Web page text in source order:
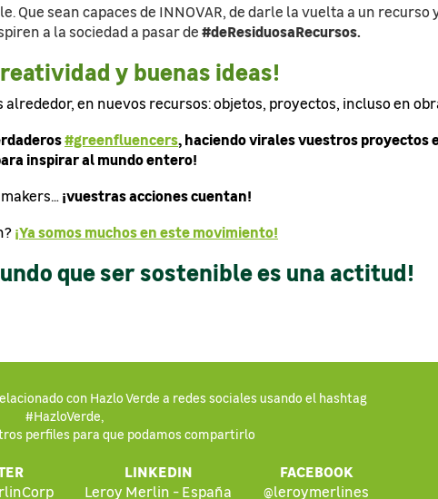
sean capaces de INNOVAR, de darle la vuelta a un recurso
a la sociedad a pasar de#deResiduosaRecursos.
y buenas ideas!
en nuevos recursos: objetos, proyectos, incluso en
#greenfluencers, haciendo virales vuestros proyectos
inspirar al mundo entero!
¡vuestras acciones cuentan!
¡Ya somos muchos en este movimiento!
que ser sostenible es una actitud!
con Hazlo Verde a redes sociales usando el hashtag
#HazloVerde,
perfiles para que podamos compartirlo
LINKEDIN
Leroy Merlin - España
FACEBOOK
@leroymerlines